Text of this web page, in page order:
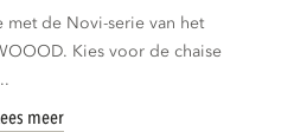
met de Novi-serie van het
Kies voor de chaise
meer